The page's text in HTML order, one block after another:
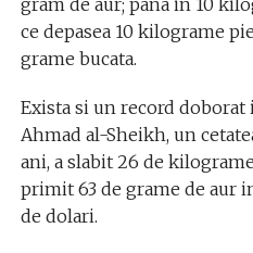
gram de aur; pana in 10
ce depasea 10 kilograme
grame bucata.
Exista si un record doborat
Ahmad al-Sheikh, un
ani, a slabit 26 de
primit 63 de grame de aur
de dolari.